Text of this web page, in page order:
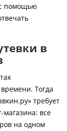
помощью
в
Тогда
требует
все
на одном